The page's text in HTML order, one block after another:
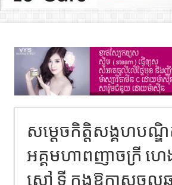
សម្តេចកិត្តិសង្គហបណ្
អគ្គមហាពញាចក្រី ហេ
សៅ ទី ក្នុងឱកាសចូលឆ្